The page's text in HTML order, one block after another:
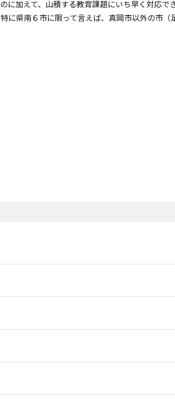
加えて、山積する教育課題にいち早く対応で
に県南６市に限って言えば、真岡市以外の市